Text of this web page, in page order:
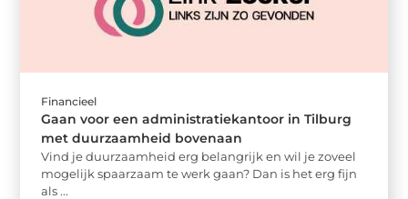
Financieel
Gaan voor een administratiekantoor in Tilburg
met duurzaamheid bovenaan
Vind je duurzaamheid erg belangrijk en wil je zoveel
mogelijk spaarzaam te werk gaan? Dan is het erg fijn
als ...